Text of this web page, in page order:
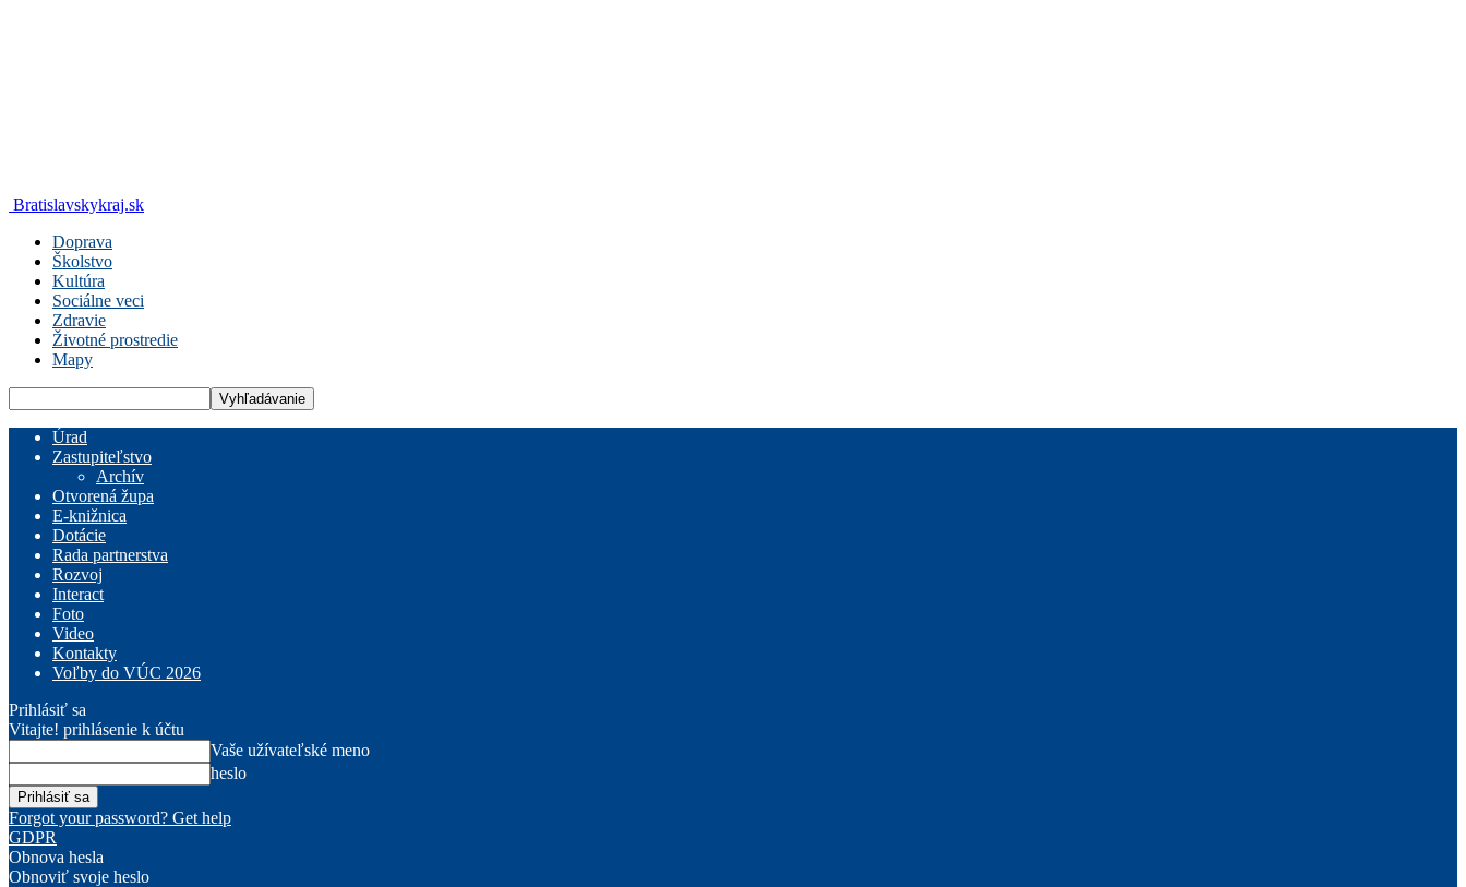
Bratislavskykraj.sk
Doprava
Školstvo
Kultúra
Sociálne veci
Zdravie
Životné prostredie
Mapy
Úrad
Zastupiteľstvo
Archív
Otvorená župa
E-knižnica
Dotácie
Rada partnerstva
Rozvoj
Interact
Foto
Video
Kontakty
Voľby do VÚC 2026
Prihlásiť sa
Vitajte! prihlásenie k účtu
Vaše užívateľské meno
heslo
Forgot your password? Get help
GDPR
Obnova hesla
Obnoviť svoje heslo